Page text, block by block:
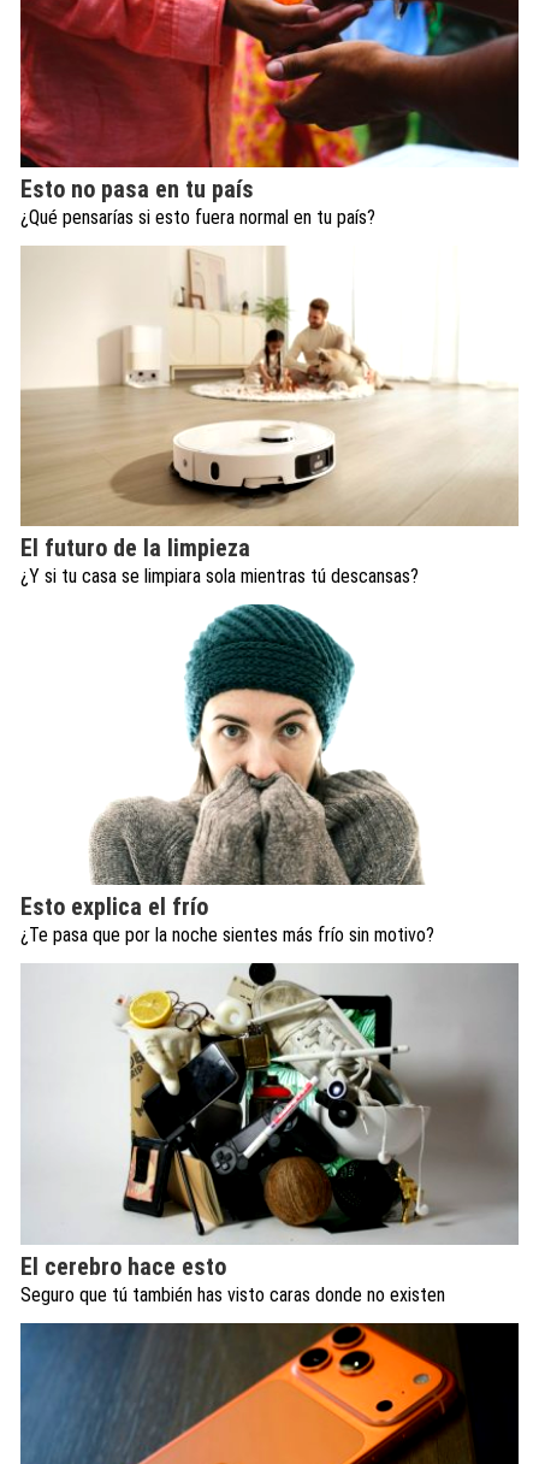
Esto no pasa en tu país
¿Qué pensarías si esto fuera normal en tu país?
El futuro de la limpieza
¿Y si tu casa se limpiara sola mientras tú descansas?
Esto explica el frío
¿Te pasa que por la noche sientes más frío sin motivo?
El cerebro hace esto
Seguro que tú también has visto caras donde no existen